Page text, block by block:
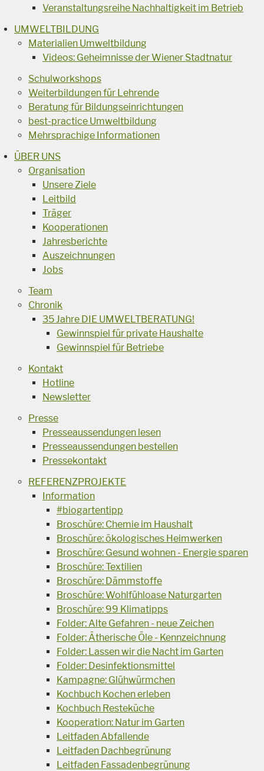
Veranstaltungsreihe Nachhaltigkeit im Betrieb
UMWELTBILDUNG
Materialien Umweltbildung
Videos: Geheimnisse der Wiener Stadtnatur
Schulworkshops
Weiterbildungen für Lehrende
Beratung für Bildungseinrichtungen
best-practice Umweltbildung
Mehrsprachige Informationen
ÜBER UNS
Organisation
Unsere Ziele
Leitbild
Träger
Kooperationen
Jahresberichte
Auszeichnungen
Jobs
Team
Chronik
35 Jahre DIE UMWELTBERATUNG!
Gewinnspiel für private Haushalte
Gewinnspiel für Betriebe
Kontakt
Hotline
Newsletter
Presse
Presseaussendungen lesen
Presseaussendungen bestellen
Pressekontakt
REFERENZPROJEKTE
Information
#biogartentipp
Broschüre: Chemie im Haushalt
Broschüre: ökologisches Heimwerken
Broschüre: Gesund wohnen - Energie sparen
Broschüre: Textilien
Broschüre: Dämmstoffe
Broschüre: Wohlfühloase Naturgarten
Broschüre: 99 Klimatipps
Folder: Alte Gefahren - neue Zeichen
Folder: Ätherische Öle - Kennzeichnung
Folder: Lassen wir die Nacht im Garten
Folder: Desinfektionsmittel
Kampagne: Glühwürmchen
Kochbuch Kochen erleben
Kochbuch Resteküche
Kooperation: Natur im Garten
Leitfaden Abfallende
Leitfaden Dachbegrünung
Leitfaden Fassadenbegrünung